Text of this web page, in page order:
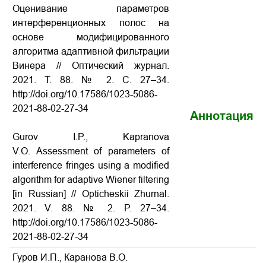
Оценивание параметров
интерференционных полос на
основе модифицированного
алгоритма адаптивной фильтрации
Винера // Оптический журнал.
2021. Т. 88. № 2. С. 27–34.
http://doi.org/10.17586/1023-5086-
2021-88-02-27-34
Gurov I.P., Kapranova
V.O. Assessment of parameters of
interference fringes using a modified
algorithm for adaptive Wiener filtering
[in Russian] // Opticheskii Zhurnal.
2021. V. 88. № 2. P. 27–34.
http://doi.org/10.17586/1023-5086-
2021-88-02-27-34
Аннотация
Гуров И.П., Каранова В.О.